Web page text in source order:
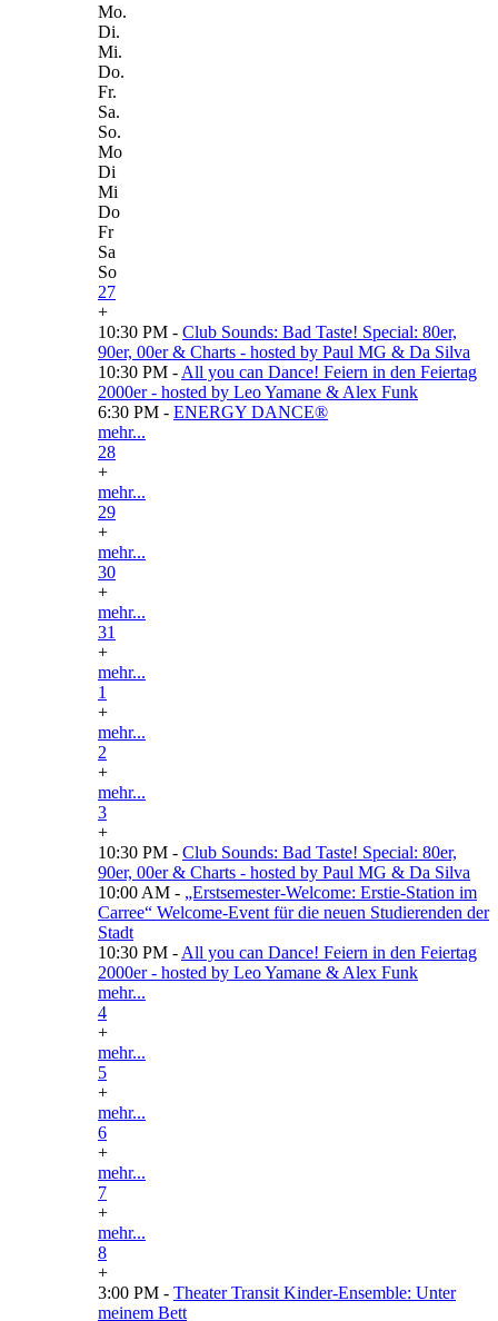
Mo.
Di.
Mi.
Do.
Fr.
Sa.
So.
Mo
Di
Mi
Do
Fr
Sa
So
27
+
10:30 PM - Club Sounds: Bad Taste! Special: 80er,
90er, 00er & Charts - hosted by Paul MG & Da Silva
10:30 PM - All you can Dance! Feiern in den Feiertag
2000er - hosted by Leo Yamane & Alex Funk
6:30 PM - ENERGY DANCE®
mehr...
28
+
mehr...
29
+
mehr...
30
+
mehr...
31
+
mehr...
1
+
mehr...
2
+
mehr...
3
+
10:30 PM - Club Sounds: Bad Taste! Special: 80er,
90er, 00er & Charts - hosted by Paul MG & Da Silva
10:00 AM - „Erstsemester-Welcome: Erstie-Station im
Carree“ Welcome-Event für die neuen Studierenden der
Stadt
10:30 PM - All you can Dance! Feiern in den Feiertag
2000er - hosted by Leo Yamane & Alex Funk
mehr...
4
+
mehr...
5
+
mehr...
6
+
mehr...
7
+
mehr...
8
+
3:00 PM - Theater Transit Kinder-Ensemble: Unter
meinem Bett